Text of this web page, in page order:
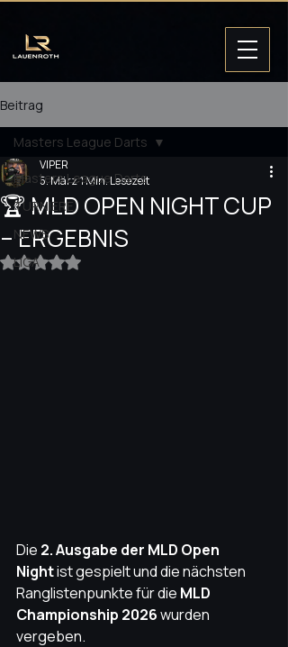
Beitrag
Masters League Darts
TURNIERE
NEWS
LIGA
Masters League Darts
🏆 MLD OPEN NIGHT CUP
– ERGEBNIS
VIPER
5. März1 Min. Lesezeit
Mit NaN von 5 Sternen bewertet.
Die 2. Ausgabe der MLD Open
Night ist gespielt und die nächsten
Ranglistenpunkte für die MLD
Championship 2026 wurden
vergeben.